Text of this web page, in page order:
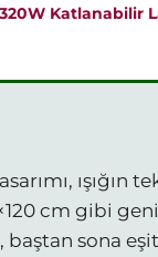
320W Katlanabilir
cm gibi
baştan sona